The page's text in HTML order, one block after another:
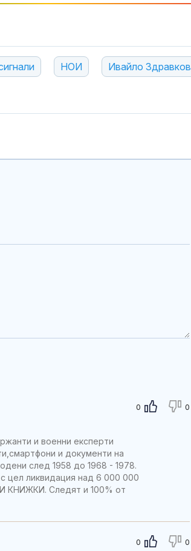
НОИ Ивайло Здравков
0 0
и военни експерти
и документи на
след 1958 до 1968 - 1978.
цел ликвидация над 6 000 000
КНИЖКИ. Следят и 100% от
0 0